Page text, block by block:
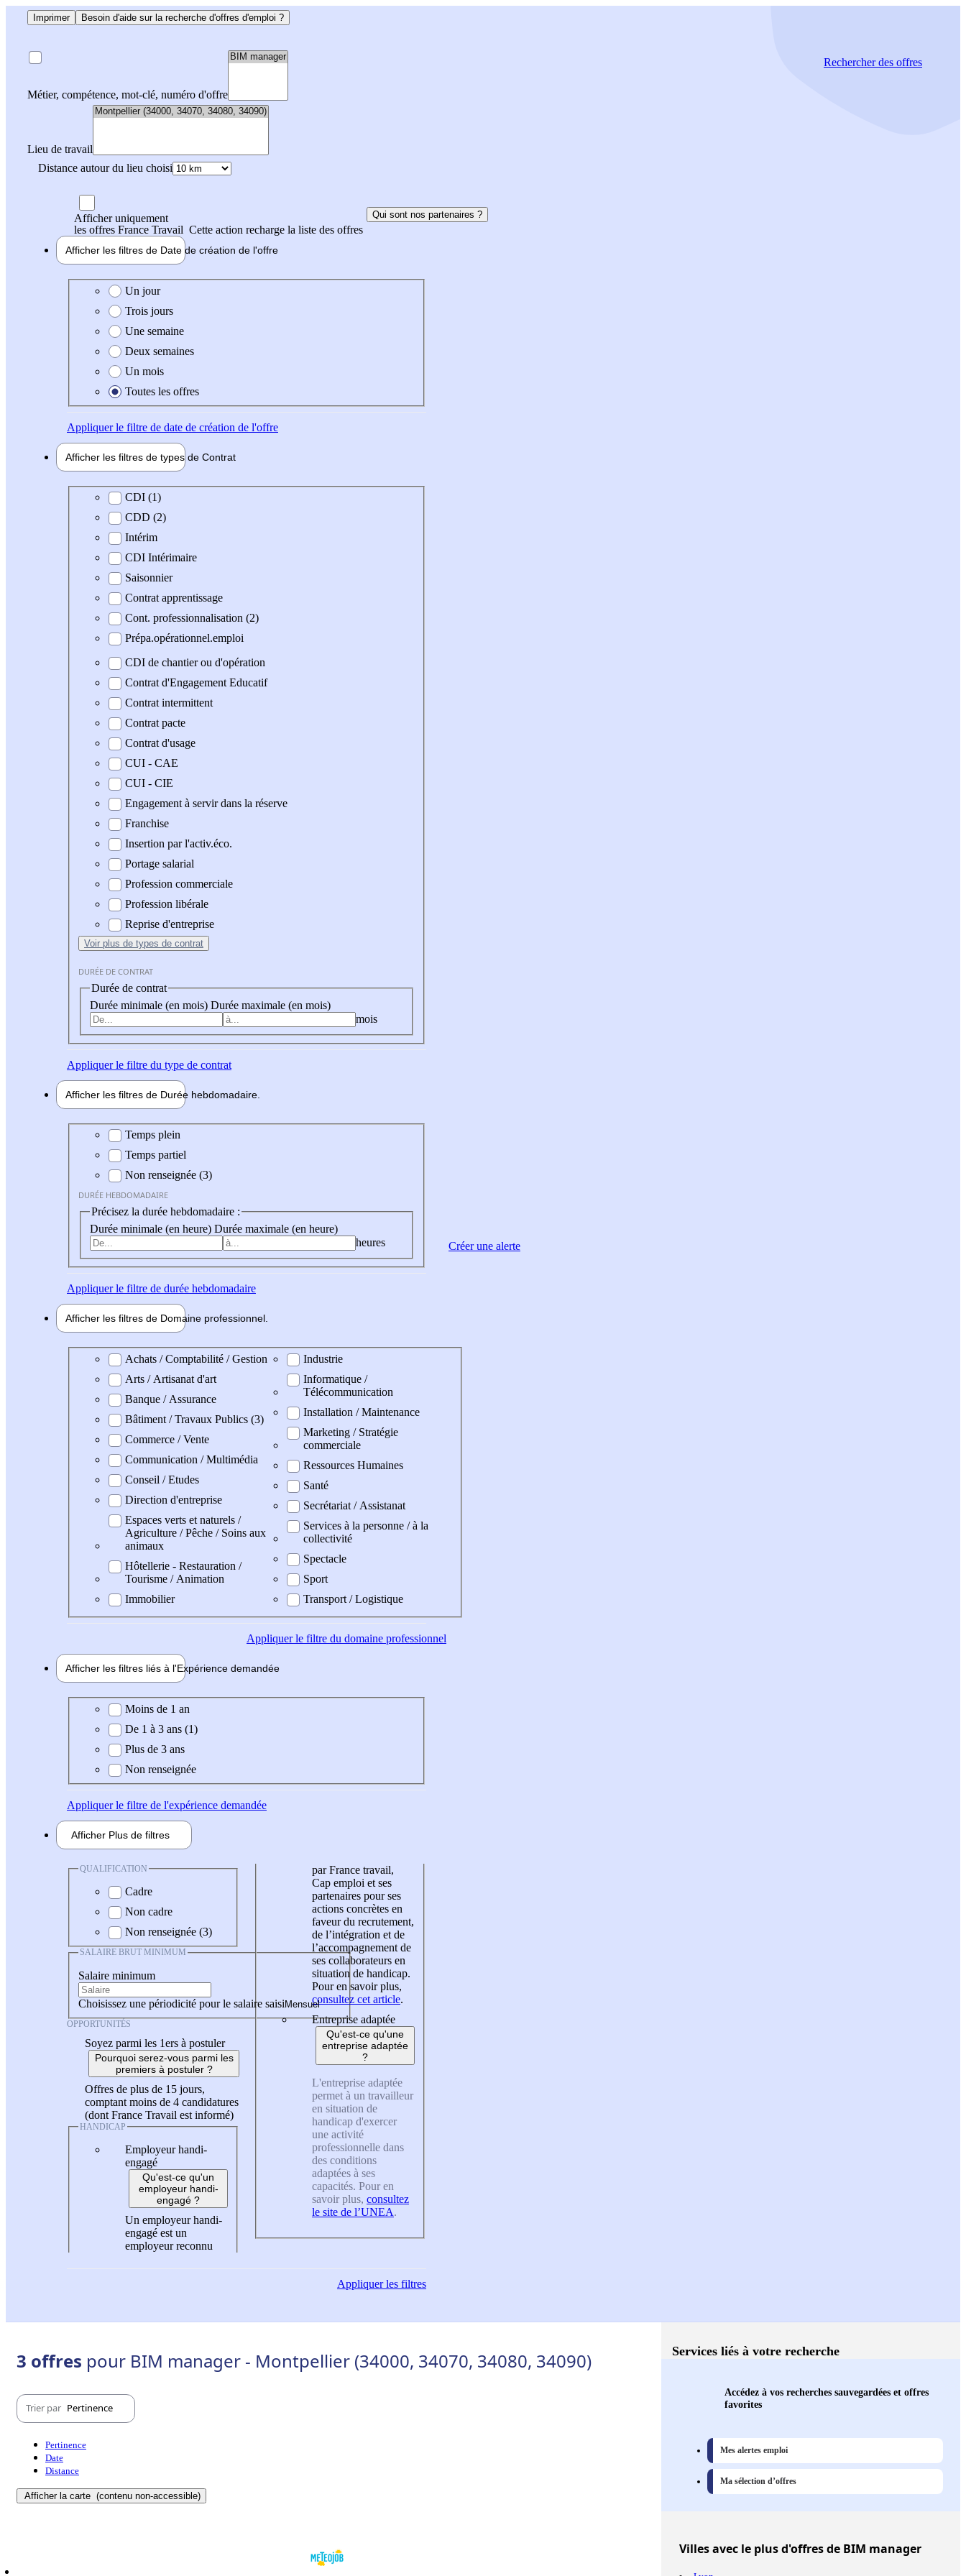
Imprimer Besoin d'aide sur la recherche d'offres d'emploi ?
Métier, compétence, mot-clé, numéro d'offre
Lieu de travail
Distance autour du lieu choisi
Rechercherdes offres
Afficher uniquement
les offres France Travail Cette action recharge la liste des offres
Qui sont nos partenaires ?
Afficher les filtres de Date de création de l'offre
Date de création de l'offre
Un jour
Trois jours
Une semaine
Deux semaines
Un mois
Toutes les offres
Appliquerle filtre de date de création de l'offre
Afficher les filtres de types de Contrat
Type de contrat
CDI (1)
CDD (2)
Intérim
CDI Intérimaire
Saisonnier
Contrat apprentissage
Cont. professionnalisation (2)
Prépa.opérationnel.emploi
CDI de chantier ou d'opération
Contrat d'Engagement Educatif
Contrat intermittent
Contrat pacte
Contrat d'usage
CUI - CAE
CUI - CIE
Engagement à servir dans la réserve
Franchise
Insertion par l'activ.éco.
Portage salarial
Profession commerciale
Profession libérale
Reprise d'entreprise
Voir plus de types de contrat
DURÉE DE CONTRAT
Durée de contrat
Durée minimale (en mois) Durée maximale (en mois)
mois
Appliquerle filtre du type de contrat
Afficher les filtres de Durée hebdomadaire
Durée hebdomadaire
Temps plein
Temps partiel
Non renseignée (3)
DURÉE HEBDOMADAIRE
Précisez la durée hebdomadaire :
Durée minimale (en heure) Durée maximale (en heure)
heures
Appliquerle filtre de durée hebdomadaire
Afficher les filtres de Domaine professionnel
Domaine professionel
Achats / Comptabilité / Gestion
Arts / Artisanat d'art
Banque / Assurance
Bâtiment / Travaux Publics (3)
Commerce / Vente
Communication / Multimédia
Conseil / Etudes
Direction d'entreprise
Espaces verts et naturels /
Agriculture / Pêche / Soins aux
animaux
Hôtellerie - Restauration /
Tourisme / Animation
Immobilier
Industrie
Informatique /
Télécommunication
Installation / Maintenance
Marketing / Stratégie
commerciale
Ressources Humaines
Santé
Secrétariat / Assistanat
Services à la personne / à la
collectivité
Spectacle
Sport
Transport / Logistique
Appliquerle filtre du domaine professionnel
Afficher les filtres liés à l'Expérience demandée
Expérience demandée
Moins de 1 an
De 1 à 3 ans (1)
Plus de 3 ans
Non renseignée
Appliquerle filtre de l'expérience demandée
Afficher Plus de filtres
QUALIFICATION
Cadre
Non cadre
Non renseignée (3)
SALAIRE BRUT MINIMUM
Salaire minimum
Choisissez une périodicité pour le salaire saisi
OPPORTUNITÉS
Soyez parmi les 1ers à postuler
Pourquoi serez-vous parmi les
premiers à postuler ?
Offres de plus de 15 jours,
comptant moins de 4 candidatures
(dont France Travail est informé)
HANDICAP
Employeur handi-
engagé
Qu'est-ce qu'un
employeur handi-
engagé ?
Un employeur handi-
engagé est un
employeur reconnu
par France travail,
Cap emploi et ses
partenaires pour ses
actions concrètes en
faveur du recrutement,
de l’intégration et de
l’accompagnement de
ses collaborateurs en
situation de handicap.
Pour en savoir plus,
consultez cet article.
Entreprise adaptée
Qu'est-ce qu'une
entreprise adaptée
?
L'entreprise adaptée
permet à un travailleur
en situation de
handicap d'exercer
une activité
professionnelle dans
des conditions
adaptées à ses
capacités. Pour en
savoir plus, consultez
le site de l’UNEA.
Appliquerles filtres
Créer une alerte
3 offres pour BIM manager - Montpellier (34000, 34070, 34080, 34090)
Trier par Pertinence
Pertinence
Date
Distance
Afficher la carte (contenu non-accessible)
Services liés à votre recherche
Accédez à vos recherches sauvegardées et offres
favorites
Mes alertes emploi
Ma sélection d’offres
Villesavec le plus d'offres de BIM manager